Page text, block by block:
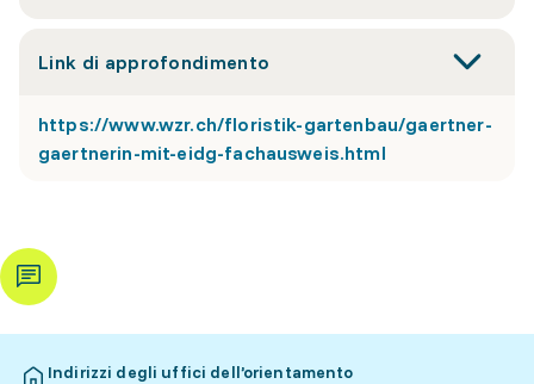
Link di approfondimento
https://www.wzr.ch/floristik-gartenbau/gaertner-
gaertnerin-mit-eidg-fachausweis.html
Indirizzi degli uffici dell’orientamento